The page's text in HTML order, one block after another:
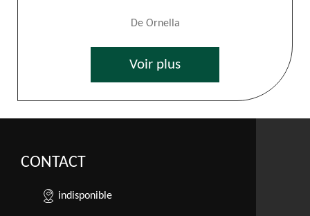
De Ornella
Voir plus
CONTACT
indisponible